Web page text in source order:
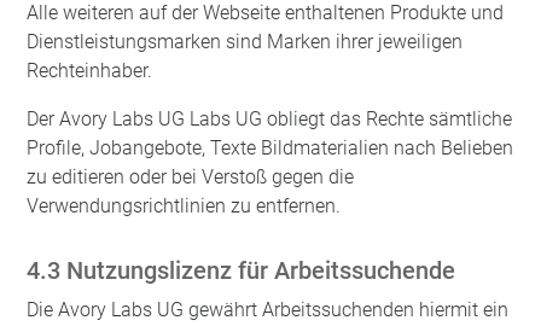
Alle weiteren auf der Webseite enthaltenen Produkte und
Dienstleistungsmarken sind Marken ihrer jeweiligen
Rechteinhaber.
Der Avory Labs UG Labs UG obliegt das Rechte sämtliche
Profile, Jobangebote, Texte Bildmaterialien nach Belieben
zu editieren oder bei Verstoß gegen die
Verwendungsrichtlinien zu entfernen.
4.3 Nutzungslizenz für Arbeitssuchende
Die Avory Labs UG gewährt Arbeitssuchenden hiermit ein